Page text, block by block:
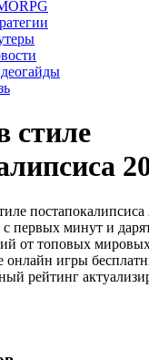
стиле
с первых минут и
от топовых мировых
онлайн игры
рейтинг